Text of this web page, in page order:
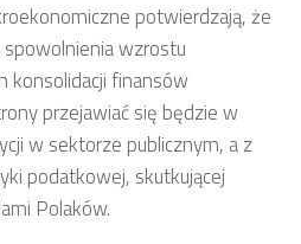
potwierdzają, że
wzrostu
konsolidacji finansów
przejawiać się będzie w
w sektorze publicznym, a z
podatkowej, skutkującej
Polaków.